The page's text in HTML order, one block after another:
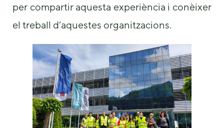
per compartir aquesta experiència i conèixer
el treball d’aquestes organitzacions.